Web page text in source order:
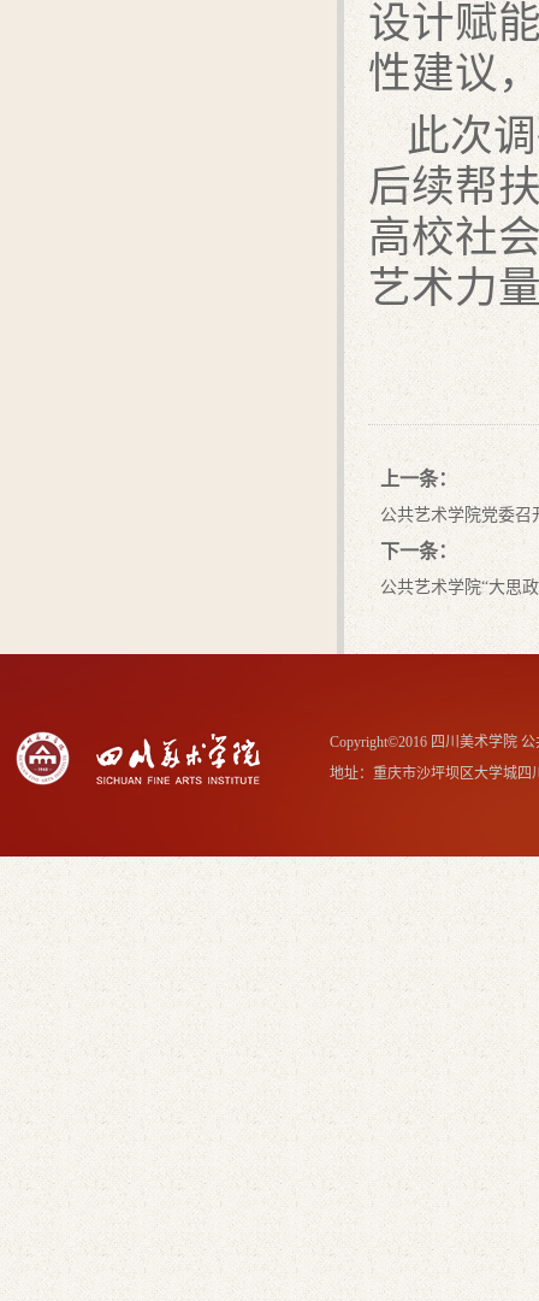
设计赋
性建议
此次
后续帮
高校社
艺术力
上一条：
公共艺术学院党委召
下一条：
公共艺术学院“大思
Copyright©2016 四川美术学院
地址：重庆市沙坪坝区大学城